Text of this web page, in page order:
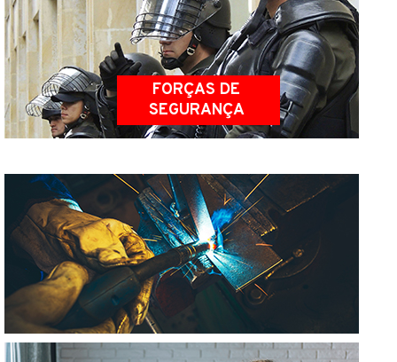
TRANSPORTES
FORÇAS DE
SEGURANÇA